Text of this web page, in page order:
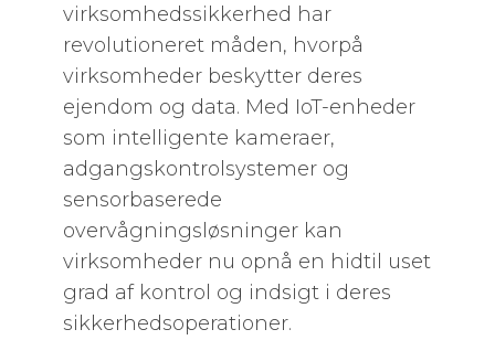
virksomhedssikkerhed har
revolutioneret måden, hvorpå
virksomheder beskytter deres
ejendom og data. Med IoT-enheder
som intelligente kameraer,
adgangskontrolsystemer og
sensorbaserede
overvågningsløsninger kan
virksomheder nu opnå en hidtil uset
grad af kontrol og indsigt i deres
sikkerhedsoperationer.